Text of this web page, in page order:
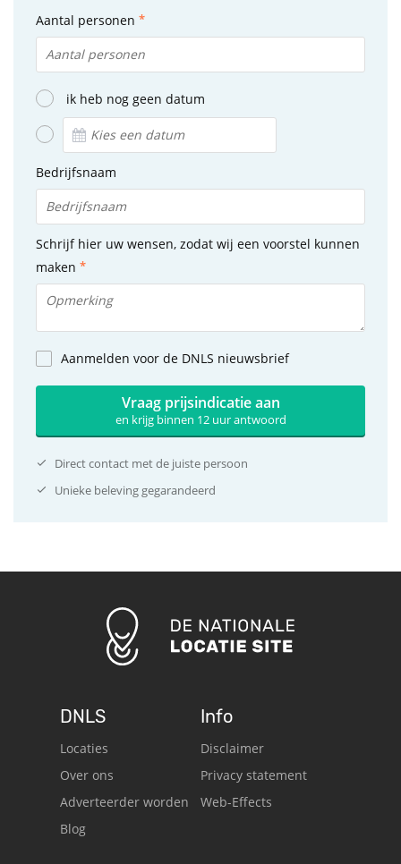
Aantal personen
ik heb nog geen datum
Bedrijfsnaam
Schrijf hier uw wensen, zodat wij een voorstel kunnen
maken
Aanmelden voor de DNLS nieuwsbrief
Vraag prijsindicatie aan
en krijg binnen 12 uur antwoord
Direct contact met de juiste persoon
Unieke beleving gegarandeerd
DNLS
Locaties
Over ons
Adverteerder worden
Blog
Info
Disclaimer
Privacy statement
Web-Effects